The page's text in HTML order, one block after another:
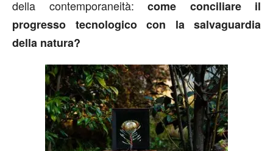
della contemporaneità: come conciliare il
progresso tecnologico con la salvaguardia
della natura?